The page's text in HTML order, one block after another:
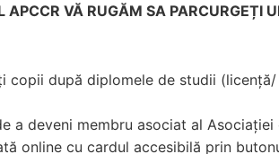
VĂ RUGĂM SA PARCURGEȚI
copii după diplomele de studii
a deveni membru asociat al
online cu cardul accesibilă prin